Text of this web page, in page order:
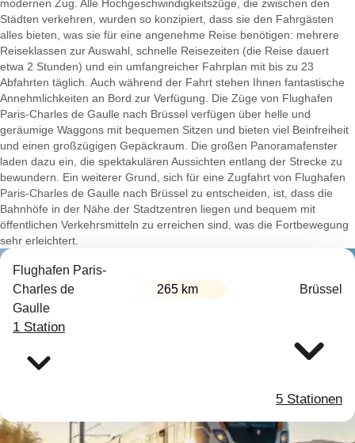
modernen Zug. Alle Hochgeschwindigkeitszüge, die zwischen den
Städten verkehren, wurden so konzipiert, dass sie den Fahrgästen
alles bieten, was sie für eine angenehme Reise benötigen: mehrere
Reiseklassen zur Auswahl, schnelle Reisezeiten (die Reise dauert
etwa 2 Stunden) und ein umfangreicher Fahrplan mit bis zu 23
Abfahrten täglich. Auch während der Fahrt stehen Ihnen fantastische
Annehmlichkeiten an Bord zur Verfügung. Die Züge von Flughafen
Paris-Charles de Gaulle nach Brüssel verfügen über helle und
geräumige Waggons mit bequemen Sitzen und bieten viel Beinfreiheit
und einen großzügigen Gepäckraum. Die großen Panoramafenster
laden dazu ein, die spektakulären Aussichten entlang der Strecke zu
bewundern. Ein weiterer Grund, sich für eine Zugfahrt von Flughafen
Paris-Charles de Gaulle nach Brüssel zu entscheiden, ist, dass die
Bahnhöfe in der Nähe der Stadtzentren liegen und bequem mit
öffentlichen Verkehrsmitteln zu erreichen sind, was die Fortbewegung
sehr erleichtert.
Flughafen Paris-
Charles de
Gaulle
265 km Brüssel
1 Station
5 Stationen